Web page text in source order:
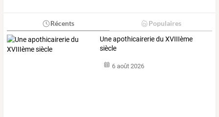
Récents Populaires
Une apothicairerie du XVIIIème
siècle
6 août 2026